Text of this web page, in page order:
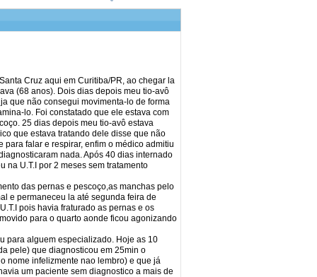
Cruz aqui em Curitiba/PR, ao chegar la
(68 anos). Dois dias depois meu tio-avô
que não consegui movimenta-lo de forma
lo. Foi constatado que ele estava com
25 dias depois meu tio-avô estava
que estava tratando dele disse que não
falar e respirar, enfim o médico admitiu
nada. Após 40 dias internado
na U.T.I por 2 meses sem tratamento
das pernas e pescoço,as manchas pelo
e permaneceu la até segunda feira de
pois havia fraturado as pernas e os
para o quarto aonde ficou agonizando
para alguem especializado. Hoje as 10
pele) que diagnosticou em 25min o
nome infelizmente nao lembro) e que já
um paciente sem diagnostico a mais de